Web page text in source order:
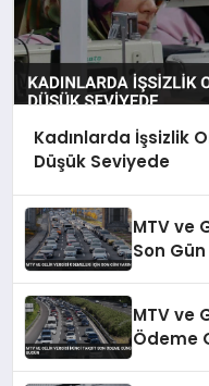
Kadınlarda İşsizlik
Düşük Seviyede
MTV ve
Son Gün
MTV ve
Ödeme